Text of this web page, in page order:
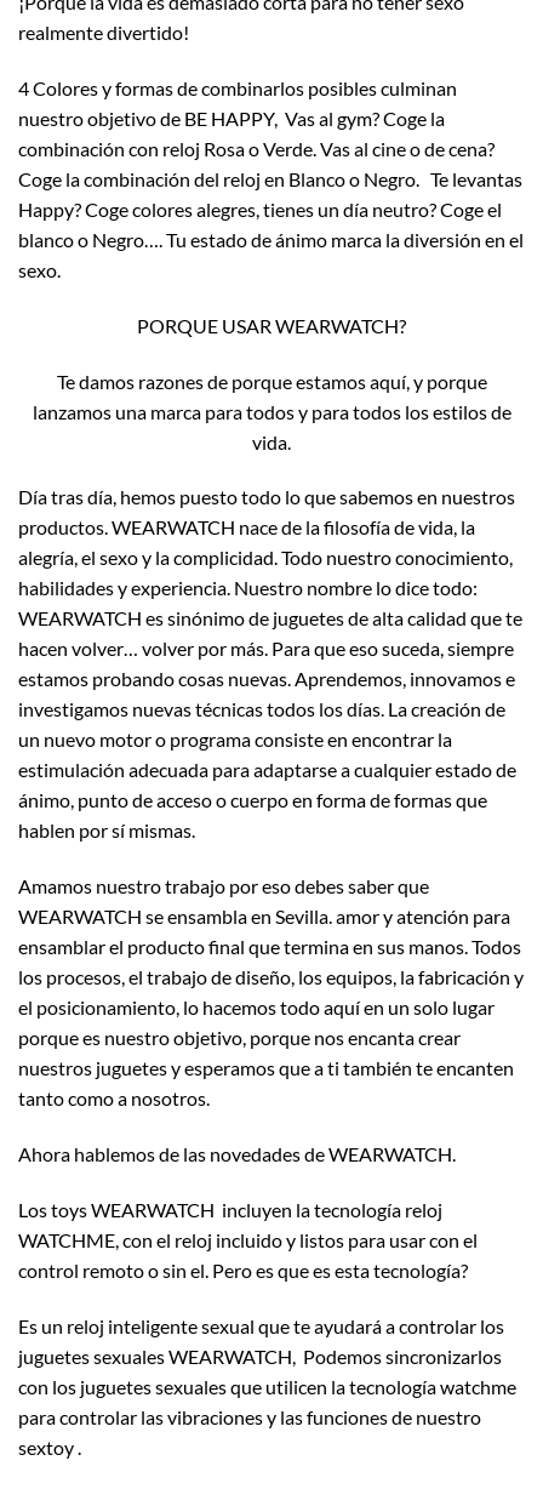
realmente divertido!
4 Colores y formas de combinarlos posibles culminan
nuestro objetivo de BE HAPPY, Vas al gym? Coge la
combinación con reloj Rosa o Verde. Vas al cine o de cena?
Coge la combinación del reloj en Blanco o Negro. Te levantas
Happy? Coge colores alegres, tienes un día neutro? Coge el
blanco o Negro…. Tu estado de ánimo marca la diversión en el
sexo.
PORQUE USAR WEARWATCH?
Te damos razones de porque estamos aquí, y porque
lanzamos una marca para todos y para todos los estilos de
vida.
Día tras día, hemos puesto todo lo que sabemos en nuestros
productos. WEARWATCH nace de la filosofía de vida, la
alegría, el sexo y la complicidad. Todo nuestro conocimiento,
habilidades y experiencia. Nuestro nombre lo dice todo:
WEARWATCH es sinónimo de juguetes de alta calidad que te
hacen volver… volver por más. Para que eso suceda, siempre
estamos probando cosas nuevas. Aprendemos, innovamos e
investigamos nuevas técnicas todos los días. La creación de
un nuevo motor o programa consiste en encontrar la
estimulación adecuada para adaptarse a cualquier estado de
ánimo, punto de acceso o cuerpo en forma de formas que
hablen por sí mismas.
Amamos nuestro trabajo por eso debes saber que
WEARWATCH se ensambla en Sevilla. amor y atención para
ensamblar el producto final que termina en sus manos. Todos
los procesos, el trabajo de diseño, los equipos, la fabricación y
el posicionamiento, lo hacemos todo aquí en un solo lugar
porque es nuestro objetivo, porque nos encanta crear
nuestros juguetes y esperamos que a ti también te encanten
tanto como a nosotros.
Ahora hablemos de las novedades de WEARWATCH.
Los toys WEARWATCH incluyen la tecnología reloj
WATCHME, con el reloj incluido y listos para usar con el
control remoto o sin el. Pero es que es esta tecnología?
Es un reloj inteligente sexual que te ayudará a controlar los
juguetes sexuales WEARWATCH, Podemos sincronizarlos
con los juguetes sexuales que utilicen la tecnología watchme
para controlar las vibraciones y las funciones de nuestro
sextoy .